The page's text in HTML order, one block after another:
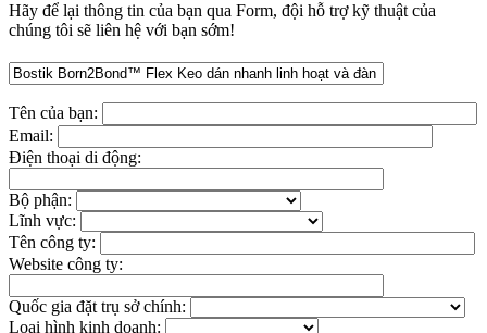
Hãy để lại thông tin của bạn qua Form, đội hỗ trợ kỹ thuật của
chúng tôi sẽ liên hệ với bạn sớm!
Tên của bạn:
Email:
Điện thoại di động:
Bộ phận:
Lĩnh vực:
Tên công ty:
Website công ty:
Quốc gia đặt trụ sở chính:
Loại hình kinh doanh: